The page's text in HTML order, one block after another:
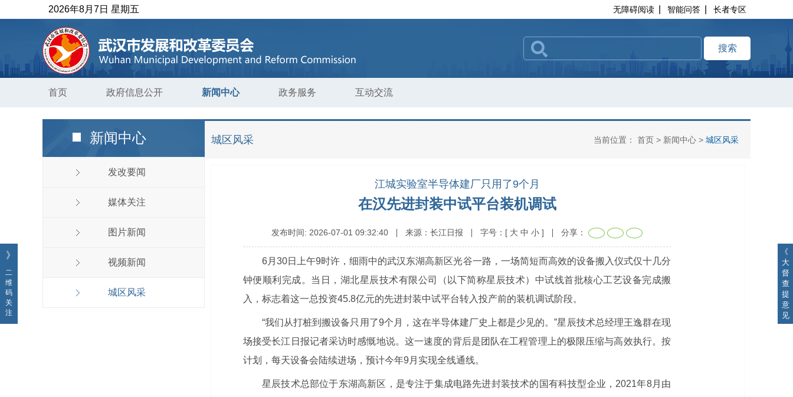
2026年8月7日 星期五 无障碍阅读 智能问答 长者专区
搜索
首页 政府信息公开 新闻中心 政务服务 互动交流
新闻中心
发改要闻
媒体关注
图片新闻
视频新闻
城区风采
城区风采 当前位置： 首页 > 新闻中心 > 城区风采
江城实验室半导体建厂只用了9个月
在汉先进封装中试平台装机调试
发布时间: 2026-07-01 09:32:40 来源： 长江日报 字号： [ 大 中 小 ] 分享：
6月30日上午9时许，细雨中的武汉东湖高新区光谷一路，一场简短而高效的设备搬入仪式仅十几分
钟便顺利完成。当日，湖北星辰技术有限公司（以下简称星辰技术）中试线首批核心工艺设备完成搬
入，标志着这一总投资45.8亿元的先进封装中试平台转入投产前的装机调试阶段。
“我们从打桩到搬设备只用了9个月，这在半导体建厂史上都是少见的。”星辰技术总经理王逸群在现
场接受长江日报记者采访时感慨地说。这一速度的背后是团队在工程管理上的极限压缩与高效执行。按
计划，每天设备会陆续进场，预计今年9月实现全线通线。
星辰技术总部位于东湖高新区，是专注于集成电路先进封装技术的国有科技型企业，2021年8月由
》
二
维
码
关
注
《
大
督
查
提
意
见